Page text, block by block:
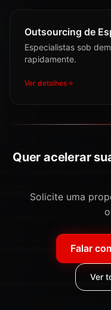
Outsourcing de
Especialistas sob
rapidamente.
Ver detalhes
Quer acelerar
Solicite uma
Falar
Ver